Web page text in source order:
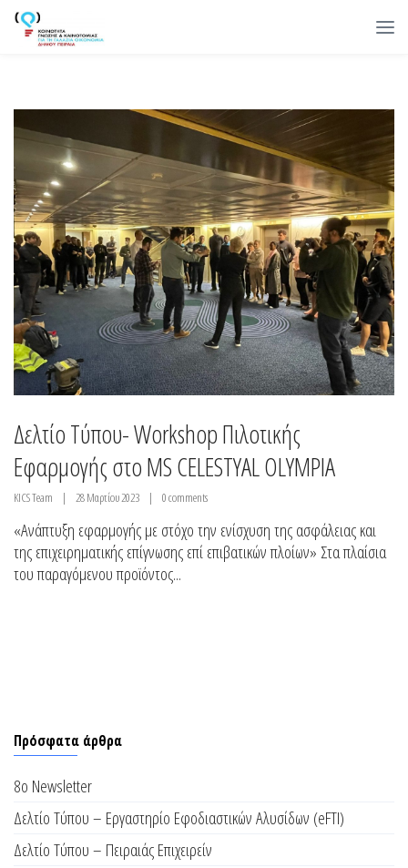
Δελτίο Τύπου- Workshop Πιλοτικής
Εφαρμογής στο MS CELESTYAL OLYMPIA
KICS Team 28 Μαρτίου 2023 0 comments
«Ανάπτυξη εφαρμογής με στόχο την ενίσχυση της ασφάλειας και
της επιχειρηματικής επίγνωσης επί επιβατικών πλοίων» Στα πλαίσια
του παραγόμενου προϊόντος...
Πρόσφατα άρθρα
8ο Newsletter
Δελτίο Τύπου – Εργαστηρίο Εφοδιαστικών Αλυσίδων (eFTI)
Δελτίο Τύπου – Πειραιάς Επιχειρείν